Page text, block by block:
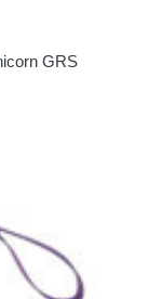
GRS